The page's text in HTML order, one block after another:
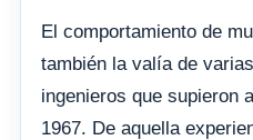
El comportamiento de
también la valía de
ingenieros que supieron
1967. De aquella